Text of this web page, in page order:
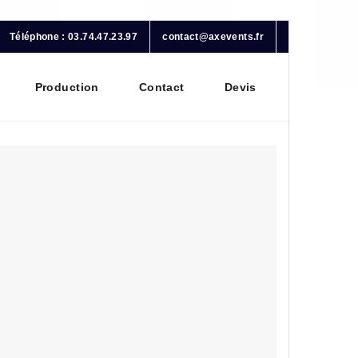
Téléphone : 03.74.47.23.97 contact@axevents.fr
Production Contact Devis